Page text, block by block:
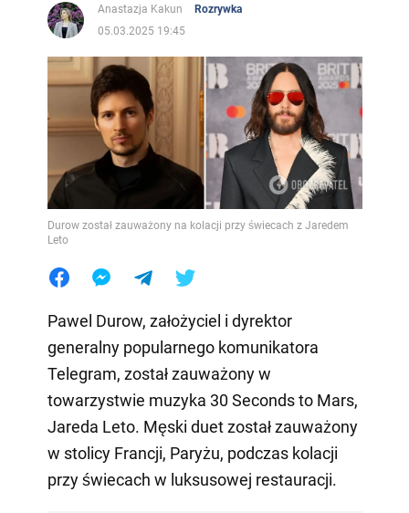
Anastazja Kakun
Rozrywka
05.03.2025 19:45
Durow został zauważony na kolacji przy świecach z Jaredem
Leto
Pawel Durow, założyciel i dyrektor
generalny popularnego komunikatora
Telegram, został zauważony w
towarzystwie muzyka 30 Seconds to Mars,
Jareda Leto. Męski duet został zauważony
w stolicy Francji, Paryżu, podczas kolacji
przy świecach w luksusowej restauracji.